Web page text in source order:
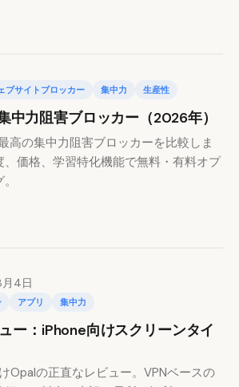
ブサイトブロッカー 集中力 生産性
中力阻害ブロッカー（2026年）
高の集中力阻害ブロッカーを比較しま
、価格、学習特化機能で無料・有料オプ
4日
アプリ 集中力
ー：iPhone向けスクリーンタイ
Opalの正直なレビュー。VPNベースの